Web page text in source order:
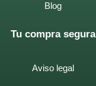
Blog
Tu compra segura
Aviso legal